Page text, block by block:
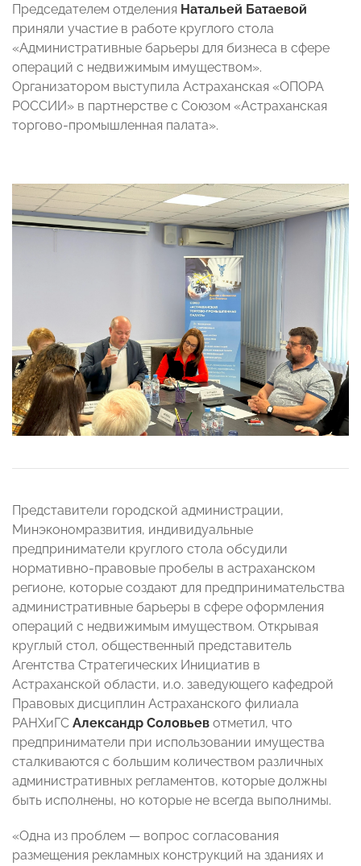
Председателем отделения Натальей Батаевой
приняли участие в работе круглого стола
«Административные барьеры для бизнеса в сфере
операций с недвижимым имуществом».
Организатором выступила Астраханская «ОПОРА
РОССИИ» в партнерстве с Союзом «Астраханская
торгово-промышленная палата».
Представители городской администрации,
Минэкономразвития, индивидуальные
предприниматели круглого стола обсудили
нормативно-правовые пробелы в астраханском
регионе, которые создают для предпринимательства
административные барьеры в сфере оформления
операций с недвижимым имуществом. Открывая
круглый стол, общественный представитель
Агентства Стратегических Инициатив в
Астраханской области, и.о. заведующего кафедрой
Правовых дисциплин Астраханского филиала
РАНХиГС Александр Соловьев отметил, что
предприниматели при использовании имущества
сталкиваются с большим количеством различных
административных регламентов, которые должны
быть исполнены, но которые не всегда выполнимы.
«Одна из проблем — вопрос согласования
размещения рекламных конструкций на зданиях и